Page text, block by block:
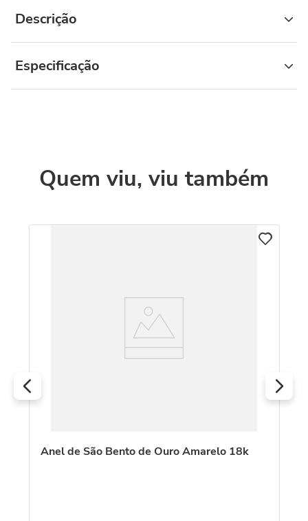
Descrição
Especificação
Quem viu, viu também
Anel de São Bento de Ouro Amarelo 18k